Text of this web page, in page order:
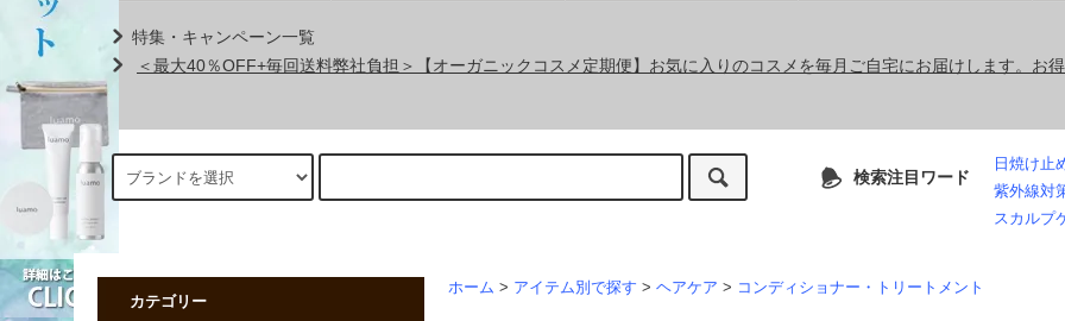
特集・キャンペーン一覧
＜最大40％OFF+毎回送料弊社負担＞【オーガニックコスメ定期便】お気に入りのコスメを毎月ご自宅にお届けします。お
検索注目ワード
日焼け止
紫外線対
スカルプ
ホーム > アイテム別で探す > ヘアケア > コンディショナー・トリートメント
カテゴリー